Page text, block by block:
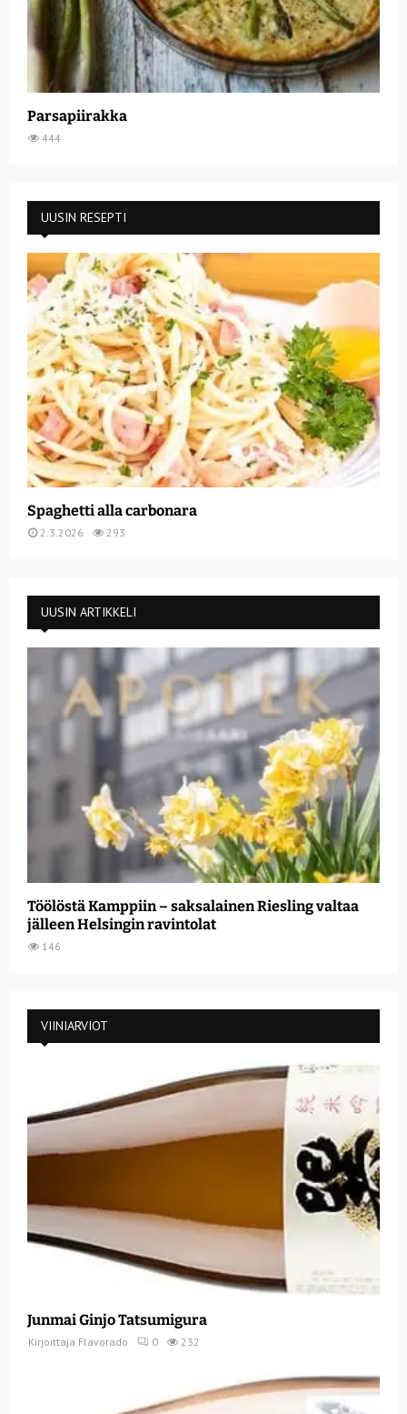
Parsapiirakka
444
UUSIN RESEPTI
Spaghetti alla carbonara
2.3.2026 293
UUSIN ARTIKKELI
Töölöstä Kamppiin – saksalainen Riesling valtaa
jälleen Helsingin ravintolat
146
VIINIARVIOT
Junmai Ginjo Tatsumigura
Kirjoittaja Flavorado 0 232